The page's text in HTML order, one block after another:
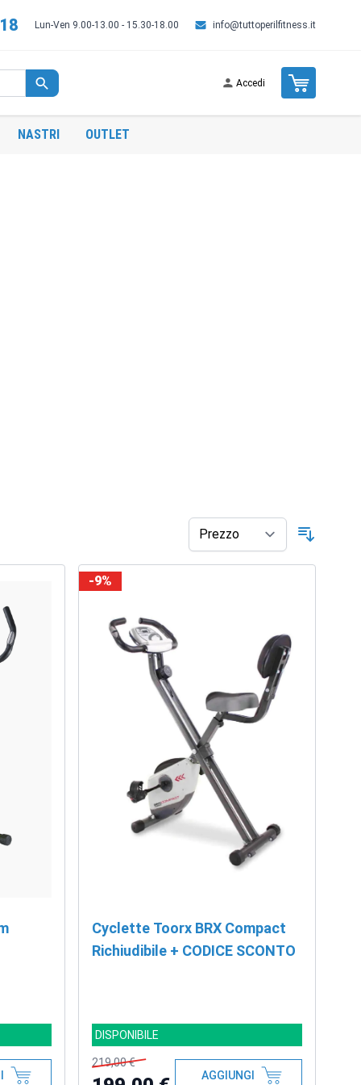
Lun-Ven 9.00-13.00 - 15.30-18.00 info@tuttoperilfitness.it
Accedi Cart
NASTRI OUTLET
Cyclette Toorx BRX Compact
Richiudibile + CODICE SCONTO
DISPONIBILE
-9%
219,00 €
AGGIUNGI